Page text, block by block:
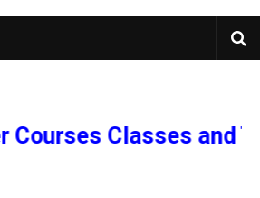
Classes and